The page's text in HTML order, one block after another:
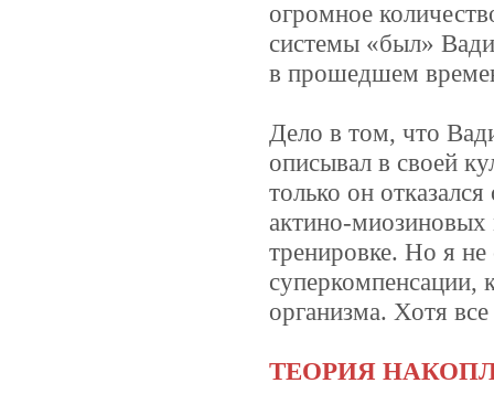
огромное
системы «был»
в прошедшем
Дело в том, что
описывал в своей
только он
актино-миозиновых
тренировке. Но я
суперкомпенсации,
организма. Хотя
ТЕОРИЯ